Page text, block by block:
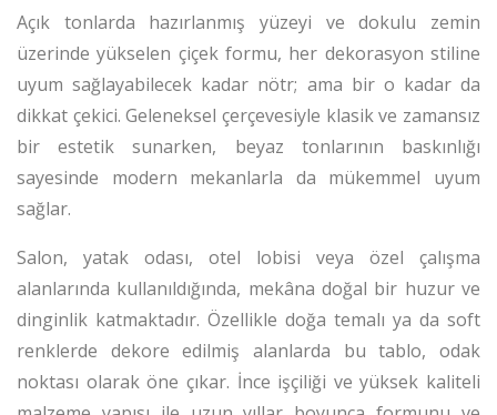
Açık tonlarda hazırlanmış yüzeyi ve dokulu zemin
üzerinde yükselen çiçek formu, her dekorasyon stiline
uyum sağlayabilecek kadar nötr; ama bir o kadar da
dikkat çekici. Geleneksel çerçevesiyle klasik ve zamansız
bir estetik sunarken, beyaz tonlarının baskınlığı
sayesinde modern mekanlarla da mükemmel uyum
sağlar.
Salon, yatak odası, otel lobisi veya özel çalışma
alanlarında kullanıldığında, mekâna doğal bir huzur ve
dinginlik katmaktadır. Özellikle doğa temalı ya da soft
renklerde dekore edilmiş alanlarda bu tablo, odak
noktası olarak öne çıkar. İnce işçiliği ve yüksek kaliteli